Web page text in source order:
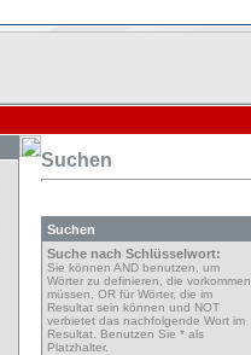
Suchen
Suchen
Suche nach Schlüsselwort:
Sie können AND benutzen, um
Wörter zu definieren, die vorkommen
müssen, OR für Wörter, die im
Resultat sein können und NOT
verbietet das nachfolgende Wort im
Resultat. Benutzen Sie * als
Platzhalter.